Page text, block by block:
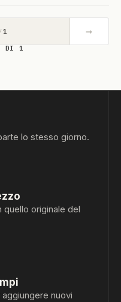
/1 →
DI 1
lo stesso giorno.
originale del
nuovi